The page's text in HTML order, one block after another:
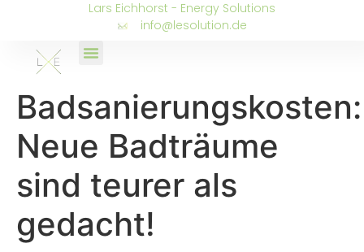
Lars Eichhorst - Energy Solutions
info@lesolution.de
Badsanierungskosten:
Neue Badträume
sind teurer als
gedacht!